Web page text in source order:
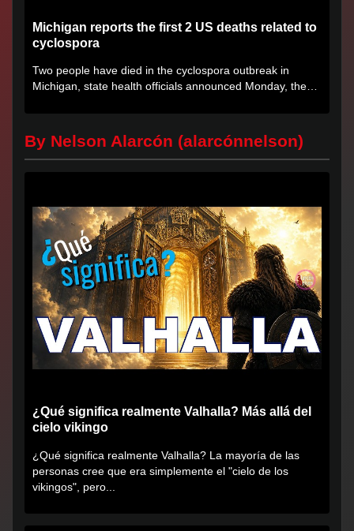
Michigan reports the first 2 US deaths related to
cyclospora
Two people have died in the cyclospora outbreak in
Michigan, state health officials announced Monday, the
By Nelson Alarcón (alarcónnelson)
¿Qué significa realmente Valhalla? Más allá del
cielo vikingo
¿Qué significa realmente Valhalla? La mayoría de las
personas cree que era simplemente el "cielo de los
vikingos", pero...